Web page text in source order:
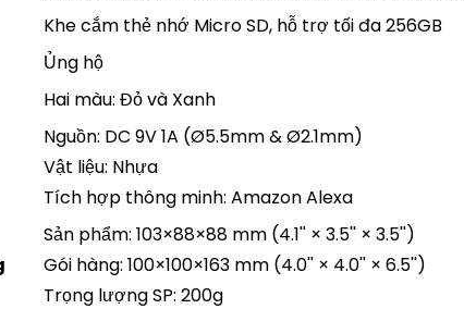
Khe cắm thẻ nhớ Micro SD, hỗ trợ tối đa 256GB
Ủng hộ
Hai màu: Đỏ và Xanh
Nguồn: DC 9V 1A (Ø5.5mm & Ø2.1mm)
Vật liệu: Nhựa
Tích hợp thông minh: Amazon Alexa
Sản phẩm: 103×88×88 mm (4.1'' × 3.5'' × 3.5'')
Gói hàng: 100×100×163 mm (4.0'' × 4.0'' × 6.5'')
Trọng lượng SP: 200g